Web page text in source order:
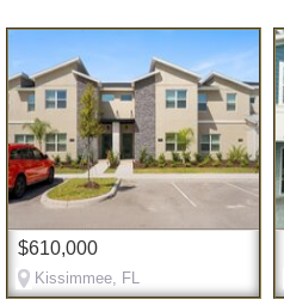
$610,000
Kissimmee, FL